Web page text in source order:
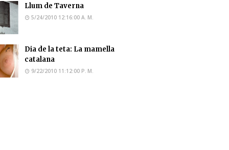
Llum de Taverna
5/24/2010 12:16:00 A. M.
Dia de la teta: La mamella
catalana
9/22/2010 11:12:00 P. M.